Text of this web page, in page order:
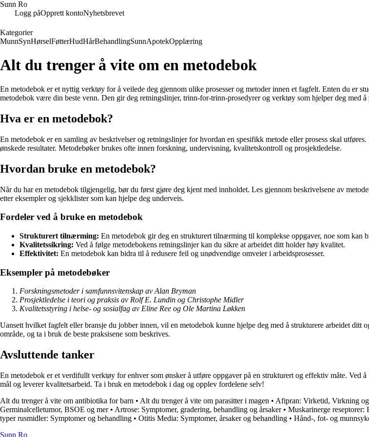
Sunn Ro
Logg påOpprett kontoNyhetsbrevet
Kategorier
MunnSynHørselFøtterHudHårBehandlingSunnApotekOpplæring
Alt du trenger å vite om en metodebok
En metodebok er et nyttig verktøy for å veilede deg gjennom ulike prosesser og metoder innen et fagfelt. Enten du er
metodebok være din beste venn. Den gir deg retningslinjer, trinn-for-trinn-prosedyrer og verktøy som hjelper deg med
Hva er en metodebok?
En metodebok er en samling av beskrivelser og retningslinjer for hvordan en spesifikk metode eller prosess skal
ønskede resultater. Metodebøker brukes ofte innen forskning, undervisning, kvalitetskontroll og prosjektledelse.
Hvordan bruke en metodebok?
Når du har en metodebok tilgjengelig, bør du først gjøre deg kjent med innholdet. Les gjennom beskrivelsene av
etter eksempler og sjekklister som kan hjelpe deg underveis.
Fordeler ved å bruke en metodebok
Strukturert tilnærming: En metodebok gir deg en strukturert tilnærming til komplekse oppgaver, noe som kan
Kvalitetssikring: Ved å følge metodebokens retningslinjer kan du sikre at arbeidet ditt holder høy kvalitet.
Effektivitet: En metodebok kan bidra til å redusere feil og unødvendige omveier i arbeidsprosesser.
Eksempler på metodebøker
Forskningsmetoder i samfunnsvitenskap av Alan Bryman
Prosjektledelse i teori og praksis av Rolf E. Lundin og Christophe Midler
Kvalitetsstyring i helse- og sosialfag av Eline Ree og Ole Martina Løkken
Uansett hvilket fagfelt eller bransje du jobber innen, vil en metodebok kunne hjelpe deg med å strukturere arbeidet
område, og ta i bruk de beste praksisene som beskrives.
Avsluttende tanker
En metodebok er et verdifullt verktøy for enhver som ønsker å utføre oppgaver på en strukturert og effektiv måte. Ved
mål og leverer kvalitetsarbeid. Ta i bruk en metodebok i dag og opplev fordelene selv!
Alt du trenger å vite om antibiotika for barn • Alt du trenger å vite om parasitter i magen • Afipran: Virketid, Virkning
Germinalcelletumor, BSOE og mer• Artrose: Symptomer, gradering, behandling og årsaker• Muskarinerge
typer rusmidler: Symptomer og behandling • Otitis Media: Symptomer, årsaker og behandling • Hånd-, fot- og
Sunn Ro